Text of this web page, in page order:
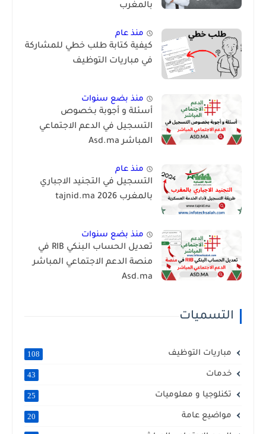
بالمغرب
منذ عام
كيفية كتابة طلب خطي للمشاركة
في مباريات التوظيف
منذ بضع سنوات
أسئلة و أجوبة بخصوص
التسجيل في الدعم الاجتماعي
المباشر Asd.ma
منذ عام
التسجيل في التجنيد الاجباري
بالمغرب 2026 tajnid.ma
منذ بضع سنوات
تعديل الحساب البنكي RIB في
منصة الدعم الاجتماعي المباشر
Asd.ma
التسميات
مباريات التوظيف 108
خدمات 43
تكنلوجيا و معلوميات 25
مواضيع عامة 20